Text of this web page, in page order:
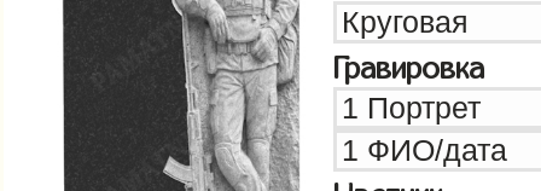
Гравировка